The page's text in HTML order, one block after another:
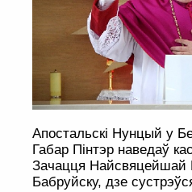
Апостальскі Нунцый у
Габар Пінтэр наведаў
Зачацця Найсвяцейшай
Бабруйску, дзе